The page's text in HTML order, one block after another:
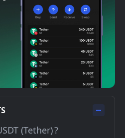
(Tether) ?